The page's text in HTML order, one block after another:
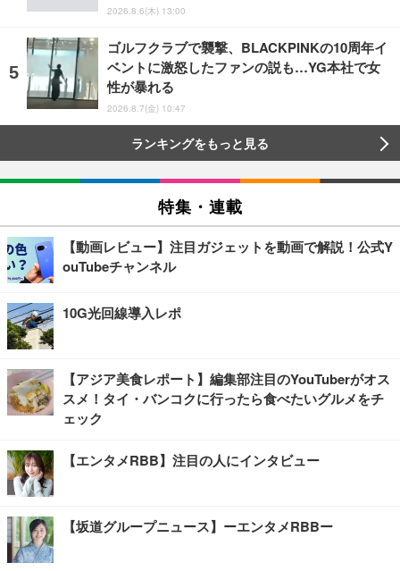
2026.8.6(木) 13:00
ゴルフクラブで襲撃、BLACKPINKの10周年イ
ベントに激怒したファンの説も…YG本社で女
性が暴れる
2026.8.7(金) 10:47
ランキングをもっと見る
特集・連載
【動画レビュー】注目ガジェットを動画で解説！公式Y
ouTubeチャンネル
10G光回線導入レポ
【アジア美食レポート】編集部注目のYouTuberがオス
スメ！タイ・バンコクに行ったら食べたいグルメをチ
ェック
【エンタメRBB】注目の人にインタビュー
【坂道グループニュース】ーエンタメRBBー